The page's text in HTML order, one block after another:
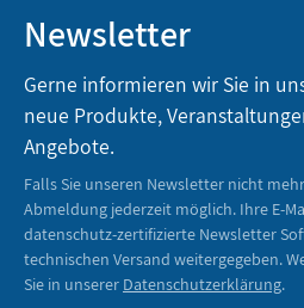
Newsletter
Gerne informieren wir Sie in
neue Produkte,
Angebote.
Falls Sie unseren Newsletter nicht
Abmeldung jederzeit möglich. Ihre E-
datenschutz-zertifizierte Newsletter
technischen Versand weitergegeben.
Sie in unserer Datenschutzerklärung.